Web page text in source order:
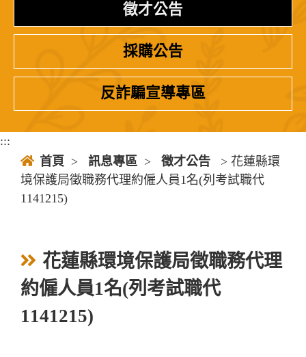
徵才公告
採購公告
反詐騙宣導專區
:::
首頁 > 訊息專區 > 徵才公告
> 花蓮縣環
境保護局徵職務代理約僱人員1名(列考試職代
1141215)
花蓮縣環境保護局徵職務代理
約僱人員1名(列考試職代
1141215)